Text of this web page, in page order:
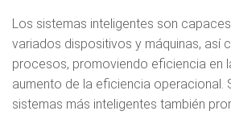
Los sistemas inteligentes son
variados dispositivos y máquinas, así
procesos, promoviendo eficiencia en
aumento de la eficiencia operacional.
sistemas más inteligentes también